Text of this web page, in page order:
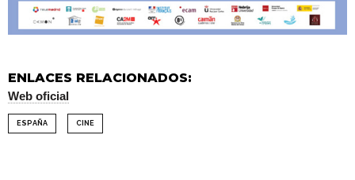
ENLACES RELACIONADOS:
Web oficial
ESPAÑA CINE